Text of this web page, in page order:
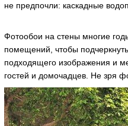
не предпочли: каскадные
Фотообои на стены многие
помещений, чтобы
подходящего изображения и
гостей и домочадцев. Не зря